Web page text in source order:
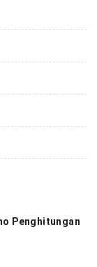
Penghitungan